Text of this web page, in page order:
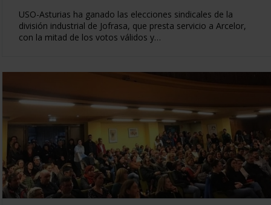
USO-Asturias ha ganado las elecciones sindicales de la
división industrial de Jofrasa, que presta servicio a Arcelor,
con la mitad de los votos válidos y…